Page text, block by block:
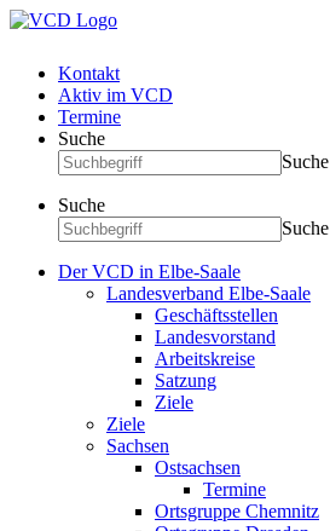
Kontakt
Aktiv im VCD
Termine
Suche
Suche
Suche
Suche
Der VCD in Elbe-Saale
Landesverband Elbe-Saale
Geschäftsstellen
Landesvorstand
Arbeitskreise
Satzung
Ziele
Ziele
Sachsen
Ostsachsen
Termine
Ortsgruppe Chemnitz